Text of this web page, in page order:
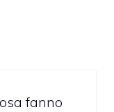
fanno